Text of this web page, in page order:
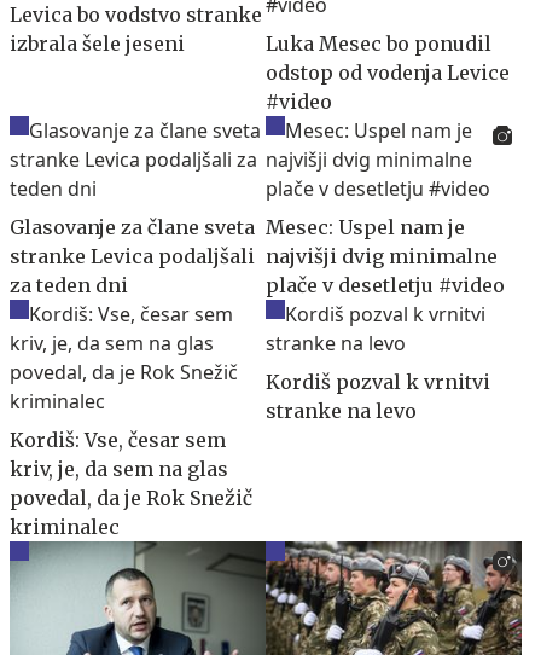
Levica bo vodstvo stranke
izbrala šele jeseni
Luka Mesec bo ponudil
odstop od vodenja Levice
#video
Glasovanje za člane sveta
stranke Levica podaljšali
za teden dni
Mesec: Uspel nam je
najvišji dvig minimalne
plače v desetletju #video
Kordiš: Vse, česar sem
kriv, je, da sem na glas
povedal, da je Rok Snežič
kriminalec
Kordiš pozval k vrnitvi
stranke na levo